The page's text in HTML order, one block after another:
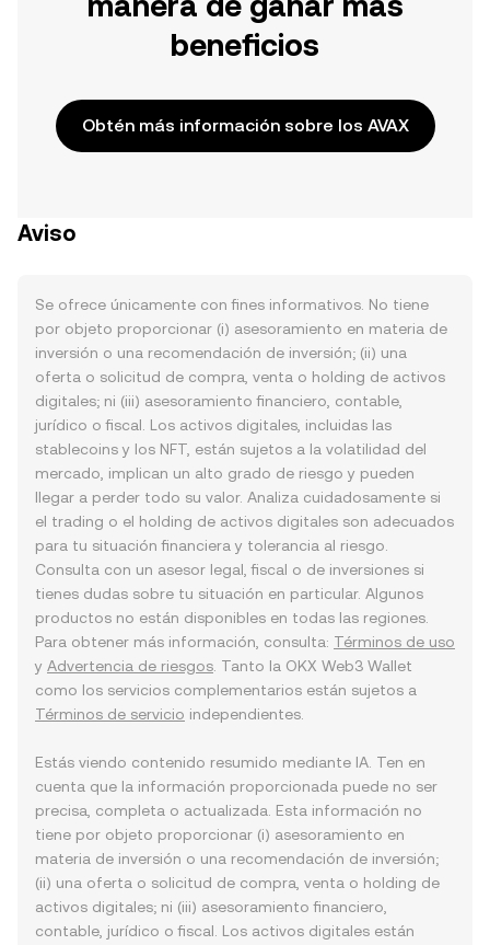
beneficios
Obtén más información sobre los AVAX
Aviso
Se ofrece únicamente con fines informativos. No tiene
por objeto proporcionar (i) asesoramiento en materia de
inversión o una recomendación de inversión; (ii) una
oferta o solicitud de compra, venta o holding de activos
digitales; ni (iii) asesoramiento financiero, contable,
jurídico o fiscal. Los activos digitales, incluidas las
stablecoins y los NFT, están sujetos a la volatilidad del
mercado, implican un alto grado de riesgo y pueden
llegar a perder todo su valor. Analiza cuidadosamente si
el trading o el holding de activos digitales son adecuados
para tu situación financiera y tolerancia al riesgo.
Consulta con un asesor legal, fiscal o de inversiones si
tienes dudas sobre tu situación en particular. Algunos
productos no están disponibles en todas las regiones.
Para obtener más información, consulta: Términos de uso
y Advertencia de riesgos . Tanto la OKX Web3 Wallet
como los servicios complementarios están sujetos a
Términos de servicio independientes.
Estás viendo contenido resumido mediante IA. Ten en
cuenta que la información proporcionada puede no ser
precisa, completa o actualizada. Esta información no
tiene por objeto proporcionar (i) asesoramiento en
materia de inversión o una recomendación de inversión;
(ii) una oferta o solicitud de compra, venta o holding de
activos digitales; ni (iii) asesoramiento financiero,
contable, jurídico o fiscal. Los activos digitales están